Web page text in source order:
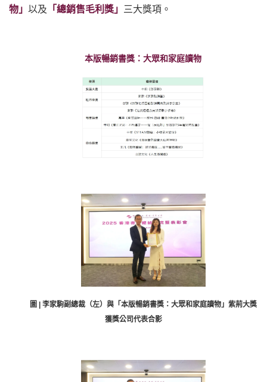
物」 以及 「總銷售毛利獎」 三大獎項。
本版暢銷書獎：大眾和家庭讀物
圖 | 李家駒副總裁（左）與「本版暢銷書獎：大眾和家庭讀物」紫荊大獎
獲獎公司代表合影